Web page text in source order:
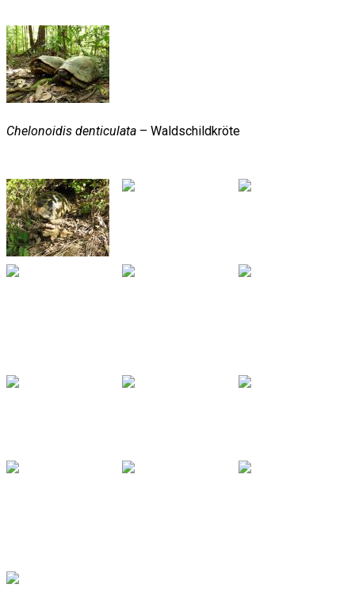
Chelonoidis denticulata – Waldschildkröte